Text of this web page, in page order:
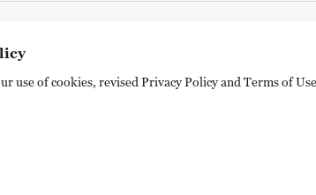
use of cookies, revised Privacy Policy and Terms of